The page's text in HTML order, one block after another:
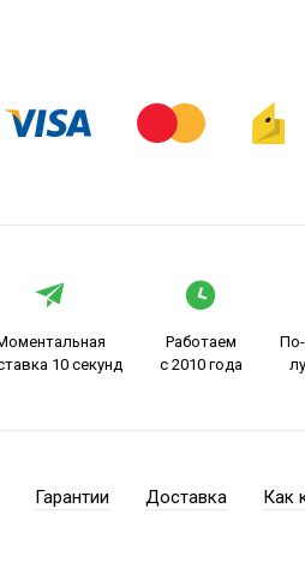
10 секунд
Работаем
с 2010 года
Гарантии Доставка Как